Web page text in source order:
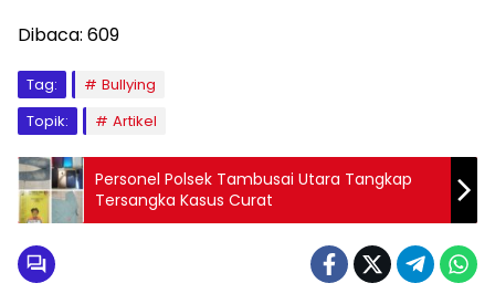
Dibaca: 609
Tag:
Bullying
Topik:
Artikel
Personel Polsek Tambusai Utara Tangkap
Tersangka Kasus Curat